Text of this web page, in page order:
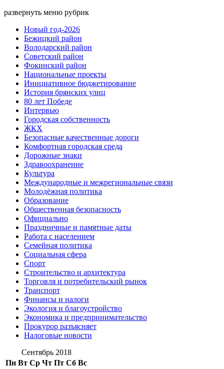
развернуть меню рубрик
Новый год-2026
Бежицкий район
Володарский район
Советский район
Фокинский район
Национальные проекты
Инициативное бюджетирование
История брянских улиц
80 лет Победе
Интервью
Городская собственность
ЖКХ
Безопасные качественные дороги
Комфортная городская среда
Дорожные знаки
Здравоохранение
Культура
Международные и межрегиональные связи
Молодёжная политика
Образование
Общественная безопасность
Официально
Праздничные и памятные даты
Работа с населением
Семейная политика
Социальная сфера
Спорт
Строительство и архитектура
Торговля и потребительский рынок
Транспорт
Финансы и налоги
Экология и благоустройство
Экономика и предпринимательство
Прокурор разъясняет
Налоговые новости
Сентябрь 2018
Пн Вт Ср Чт Пт Сб Вс